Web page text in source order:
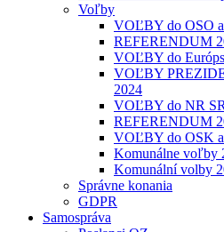
Voľby
VOĽBY do OSO
REFERENDUM
VOĽBY do
VOĽBY
2024
VOĽBY do NR
REFERENDUM
VOĽBY do OSK
Komunálne voľby
Komunální volby
Správne konania
GDPR
Samospráva